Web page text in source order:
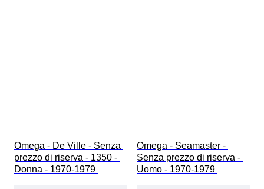
Omega - De Ville - Senza
prezzo di riserva - 1350 -
Donna - 1970-1979
Omega - Seamaster -
Senza prezzo di riserva -
Uomo - 1970-1979